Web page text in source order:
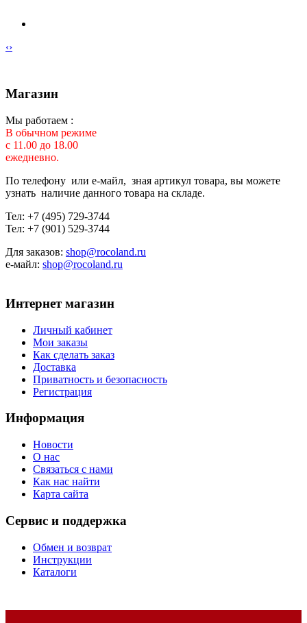
‹›
Магазин
Мы работаем :
В обычном режиме
с 11.00 до 18.00
ежедневно.
По телефону или е-майл, зная артикул товара, вы можете
узнать наличие данного товара на складе.
Тел: +7 (495) 729-3744
Тел: +7 (901) 529-3744
Для заказов: shop@rocoland.ru
е-майл: shop@rocoland.ru
Интернет магазин
Личный кабинет
Мои заказы
Как сделать заказ
Доставка
Приватность и безопасность
Регистрация
Информация
Новости
О нас
Связаться с нами
Как нас найти
Карта сайта
Сервис и поддержка
Обмен и возврат
Инструкции
Каталоги